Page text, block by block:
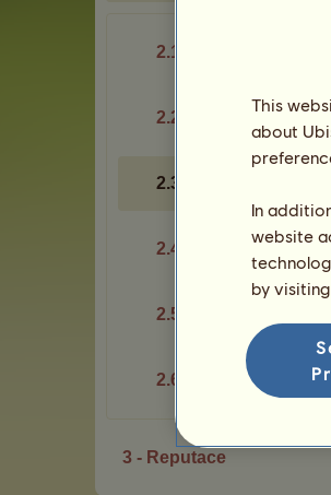
2.1 - Nájemníci
2.2 - Výhody
2.3 - Vylepšení
2.4 - Mise
2.5 - Soutěže
2.6 - Zaměstnanci
3 - Reputace
This
about
In
website
by